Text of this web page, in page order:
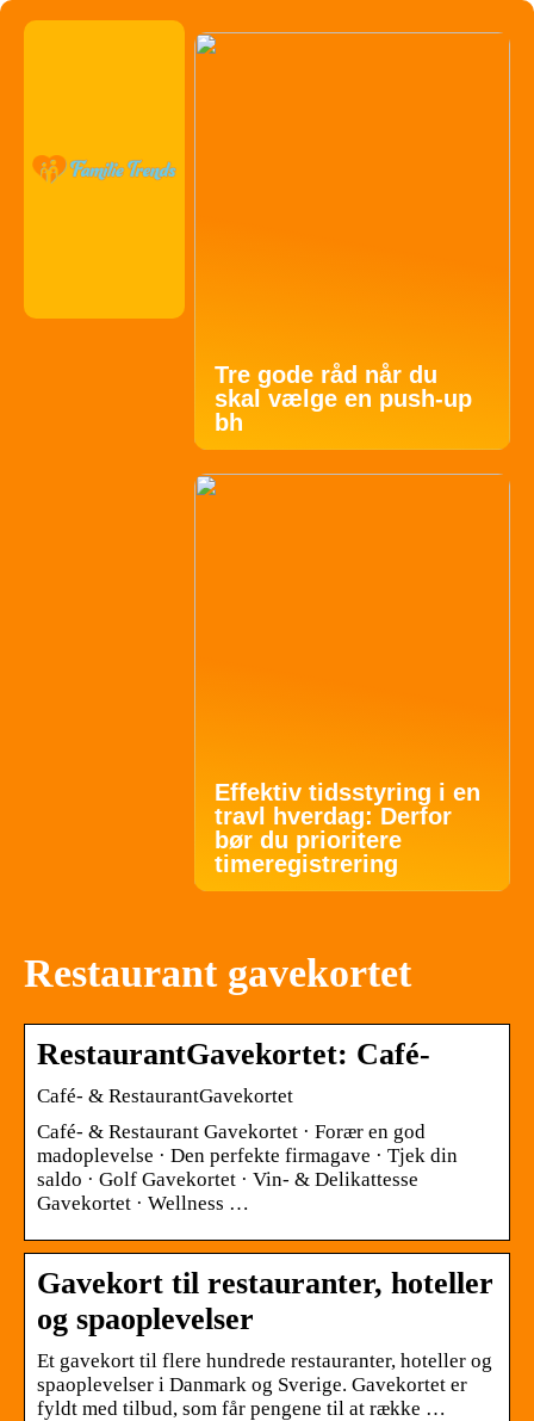
Tre gode råd når du
skal vælge en push-up
bh
Effektiv tidsstyring i en
travl hverdag: Derfor
bør du prioritere
timeregistrering
Restaurant gavekortet
RestaurantGavekortet: Café-
Café- & RestaurantGavekortet
Café- & Restaurant Gavekortet · Forær en god
madoplevelse · Den perfekte firmagave · Tjek din
saldo · Golf Gavekortet · Vin- & Delikattesse
Gavekortet · Wellness …
Gavekort til restauranter, hoteller
og spaoplevelser
Et gavekort til flere hundrede restauranter, hoteller og
spaoplevelser i Danmark og Sverige. Gavekortet er
fyldt med tilbud, som får pengene til at række …